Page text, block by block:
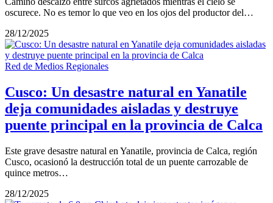
oscurece. No es temor lo que veo en los ojos del productor del…
28/12/2025
Red de Medios Regionales
Cusco: Un desastre natural en Yanatile
deja comunidades aisladas y destruye
puente principal en la provincia de Calca
Este grave desastre natural en Yanatile, provincia de Calca, región
Cusco, ocasionó la destrucción total de un puente carrozable de
quince metros…
28/12/2025